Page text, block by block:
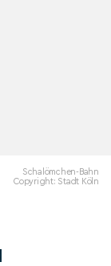
Schalömchen-Bahn
Copyright: Stadt Köln